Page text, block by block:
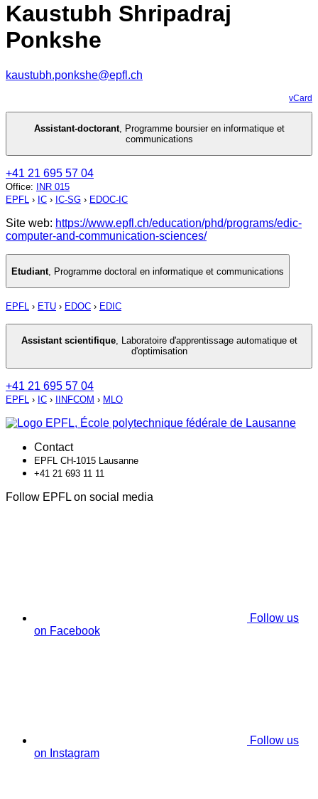
Kaustubh Shripadraj
Ponkshe
kaustubh.ponkshe@epfl.ch
vCard
Assistant-doctorant, Programme boursier en informatique et
communications
+41 21 695 57 04
Office:
INR 015
EPFL › IC › IC-SG › EDOC-IC
Site web: https://www.epfl.ch/education/phd/programs/edic-
computer-and-communication-sciences/
Etudiant Programme doctoral en informatique et communications
EPFL › ETU › EDOC › EDIC
Assistant scientifique, Laboratoire d'apprentissage automatique et
d'optimisation
+41 21 695 57 04
EPFL › IC › IINFCOM › MLO
Contact
EPFL CH-1015 Lausanne
+41 21 693 11 11
Follow EPFL on social media
Follow us
on Facebook
Follow us
on Instagram